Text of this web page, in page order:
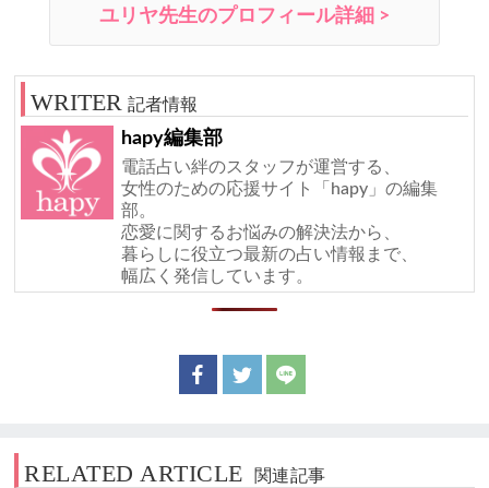
ユリヤ先生のプロフィール詳細 >
記者情報
hapy編集部
電話占い絆のスタッフが運営する、
女性のための応援サイト「hapy」の編集
部。
恋愛に関するお悩みの解決法から、
暮らしに役立つ最新の占い情報まで、
幅広く発信しています。
RELATED ARTICLE 関連記事